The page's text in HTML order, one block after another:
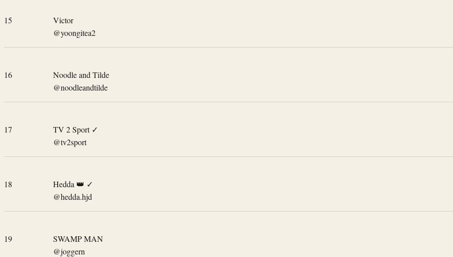
15
Victor
@yoongitea2
16
Noodle and Tilde
@noodleandtilde
17 TV 2 Sport ✓
@tv2sport
18 Hedda 👑 ✓
@hedda.hjd
19
SWAMP MAN
@joggern